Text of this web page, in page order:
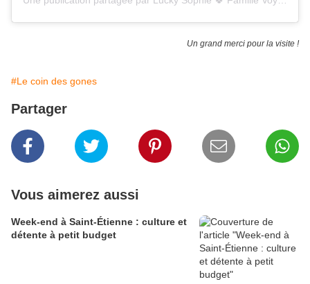
Un grand merci pour la visite !
#Le coin des gones
Partager
Vous aimerez aussi
Week-end à Saint-Étienne : culture et
détente à petit budget